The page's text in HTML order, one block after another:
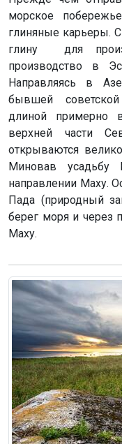
морское
глиняные карьеры.
глину для
производство в
Направляясь в
бывшей
длиной примерно
верхней части
открываются
Миновав
направлении Маху.
Пада (природный
берег моря и через
Маху.